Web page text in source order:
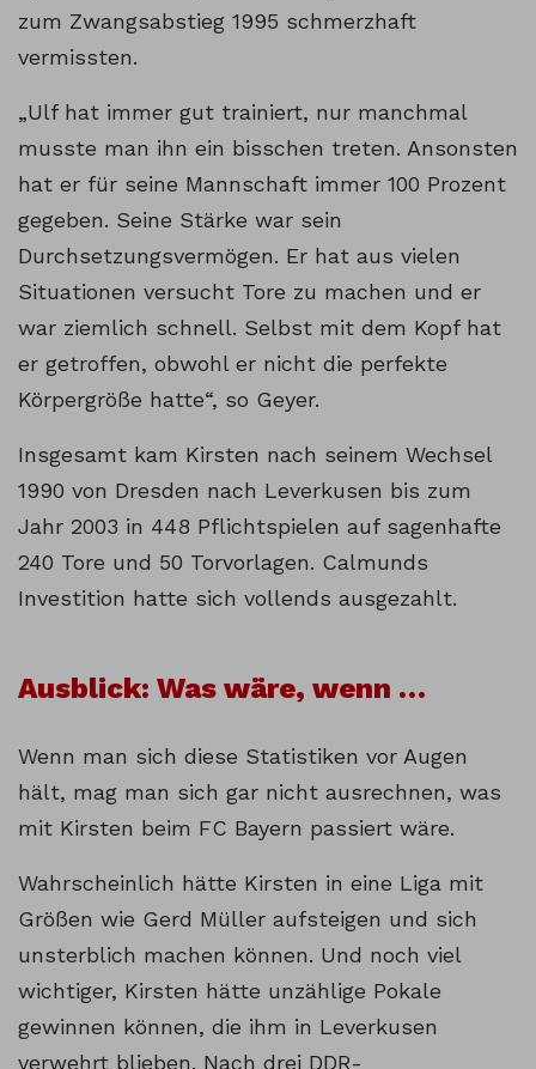
zum Zwangsabstieg 1995 schmerzhaft
vermissten.
„Ulf hat immer gut trainiert, nur manchmal
musste man ihn ein bisschen treten. Ansonsten
hat er für seine Mannschaft immer 100 Prozent
gegeben. Seine Stärke war sein
Durchsetzungsvermögen. Er hat aus vielen
Situationen versucht Tore zu machen und er
war ziemlich schnell. Selbst mit dem Kopf hat
er getroffen, obwohl er nicht die perfekte
Körpergröße hatte“, so Geyer.
Insgesamt kam Kirsten nach seinem Wechsel
1990 von Dresden nach Leverkusen bis zum
Jahr 2003 in 448 Pflichtspielen auf sagenhafte
240 Tore und 50 Torvorlagen. Calmunds
Investition hatte sich vollends ausgezahlt.
Ausblick: Was wäre, wenn …
Wenn man sich diese Statistiken vor Augen
hält, mag man sich gar nicht ausrechnen, was
mit Kirsten beim FC Bayern passiert wäre.
Wahrscheinlich hätte Kirsten in eine Liga mit
Größen wie Gerd Müller aufsteigen und sich
unsterblich machen können. Und noch viel
wichtiger, Kirsten hätte unzählige Pokale
gewinnen können, die ihm in Leverkusen
verwehrt blieben. Nach drei DDR-